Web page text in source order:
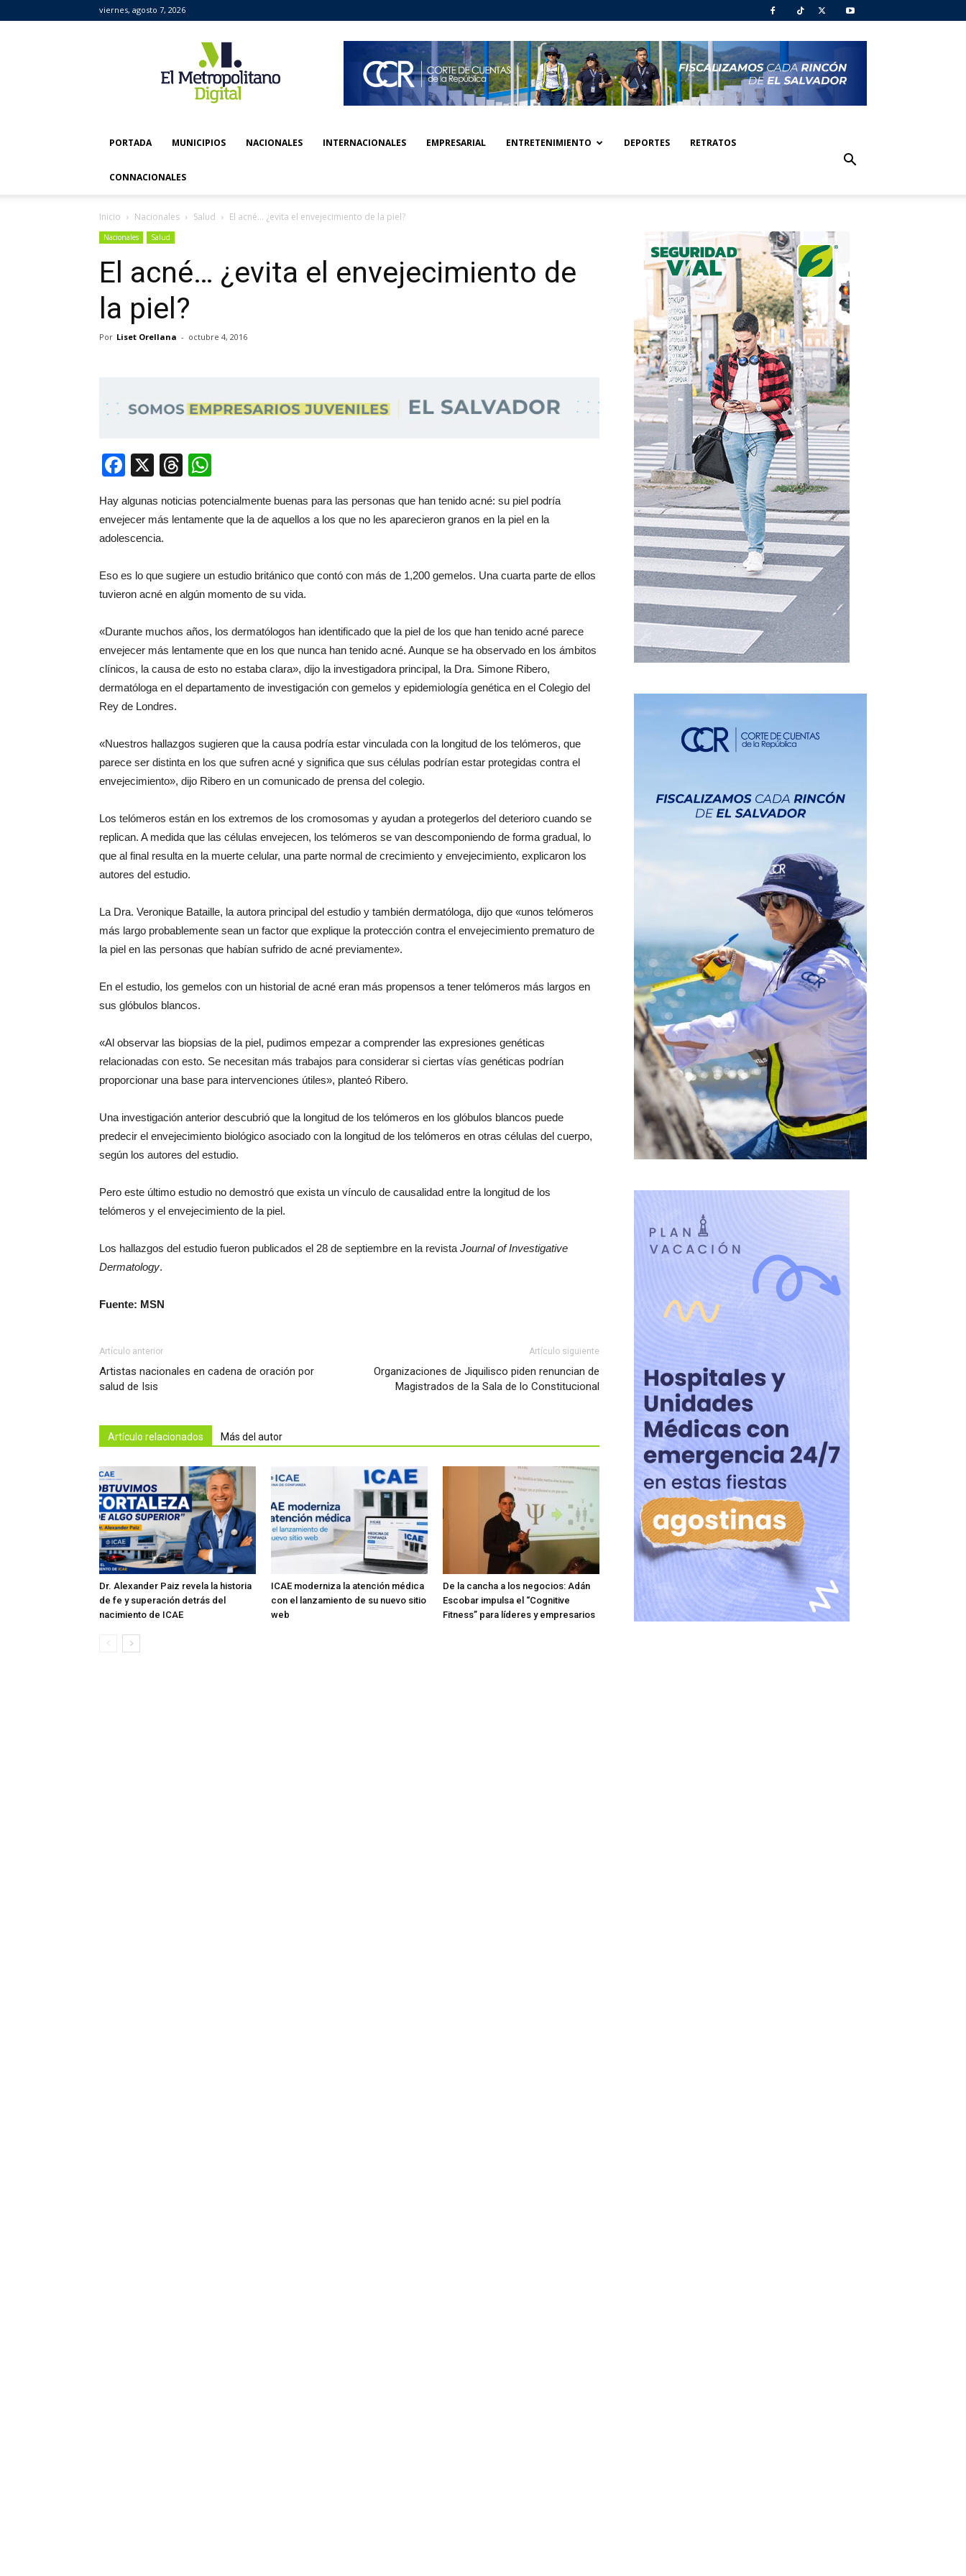
viernes, agosto 7, 2026
Metropolitano
Digital
PORTADA MUNICIPIOS NACIONALES INTERNACIONALES EMPRESARIAL ENTRETENIMIENTO DEPORTES RETRATOS
CONNACIONALES
Inicio Nacionales Salud El acné… ¿evita el envejecimiento de la piel?
Nacionales Salud
El acné… ¿evita el envejecimiento de
la piel?
Por Liset Orellana - octubre 4, 2016
Facebook
X Threads
Hay algunas noticias potencialmente buenas para las personas que han tenido acné: su piel podría
envejecer más lentamente que la de aquellos a los que no les aparecieron granos en la piel en la
adolescencia.
Eso es lo que sugiere un estudio británico que contó con más de 1,200 gemelos. Una cuarta parte de ellos
tuvieron acné en algún momento de su vida.
«Durante muchos años, los dermatólogos han identificado que la piel de los que han tenido acné parece
envejecer más lentamente que en los que nunca han tenido acné. Aunque se ha observado en los ámbitos
clínicos, la causa de esto no estaba clara», dijo la investigadora principal, la Dra. Simone Ribero,
dermatóloga en el departamento de investigación con gemelos y epidemiología genética en el Colegio del
Rey de Londres.
«Nuestros hallazgos sugieren que la causa podría estar vinculada con la longitud de los telómeros, que
parece ser distinta en los que sufren acné y significa que sus células podrían estar protegidas contra el
envejecimiento», dijo Ribero en un comunicado de prensa del colegio.
Los telómeros están en los extremos de los cromosomas y ayudan a protegerlos del deterioro cuando se
replican. A medida que las células envejecen, los telómeros se van descomponiendo de forma gradual, lo
que al final resulta en la muerte celular, una parte normal de crecimiento y envejecimiento, explicaron los
autores del estudio.
La Dra. Veronique Bataille, la autora principal del estudio y también dermatóloga, dijo que «unos telómeros
más largo probablemente sean un factor que explique la protección contra el envejecimiento prematuro de
la piel en las personas que habían sufrido de acné previamente».
En el estudio, los gemelos con un historial de acné eran más propensos a tener telómeros más largos en
sus glóbulos blancos.
«Al observar las biopsias de la piel, pudimos empezar a comprender las expresiones genéticas
relacionadas con esto. Se necesitan más trabajos para considerar si ciertas vías genéticas podrían
proporcionar una base para intervenciones útiles», planteó Ribero.
Una investigación anterior descubrió que la longitud de los telómeros en los glóbulos blancos puede
predecir el envejecimiento biológico asociado con la longitud de los telómeros en otras células del cuerpo,
según los autores del estudio.
Pero este último estudio no demostró que exista un vínculo de causalidad entre la longitud de los
telómeros y el envejecimiento de la piel.
Los hallazgos del estudio fueron publicados el 28 de septiembre en la revista Journal of Investigative
Dermatology.
Fuente: MSN
Artículo anterior
Artistas nacionales en cadena de oración por
salud de Isis
Artículo siguiente
Organizaciones de Jiquilisco piden renuncian de
Magistrados de la Sala de lo Constitucional
Artículo relacionados Más del autor
Dr. Alexander Paiz revela la historia
de fe y superación detrás del
nacimiento de ICAE
ICAE moderniza la atención médica
con el lanzamiento de su nuevo sitio
web
De la cancha a los negocios: Adán
Escobar impulsa el “Cognitive
Fitness” para líderes y empresarios